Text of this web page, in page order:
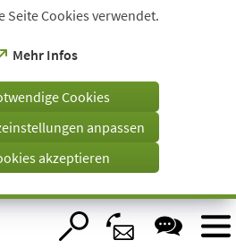
Seite Cookies verwendet.
Mehr Infos
Cookies
anpassen
akzeptieren